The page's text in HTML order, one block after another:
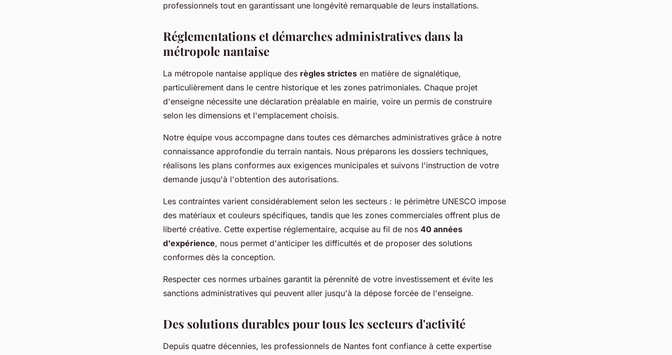
professionnels tout en garantissant une longévité remarquable de leurs installations.
Réglementations et démarches administratives dans la
métropole nantaise
La métropole nantaise applique des règles strictes en matière de signalétique,
particulièrement dans le centre historique et les zones patrimoniales. Chaque projet
d'enseigne nécessite une déclaration préalable en mairie, voire un permis de construire
selon les dimensions et l'emplacement choisis.
Notre équipe vous accompagne dans toutes ces démarches administratives grâce à notre
connaissance approfondie du terrain nantais. Nous préparons les dossiers techniques,
réalisons les plans conformes aux exigences municipales et suivons l'instruction de votre
demande jusqu'à l'obtention des autorisations.
Les contraintes varient considérablement selon les secteurs : le périmètre UNESCO impose
des matériaux et couleurs spécifiques, tandis que les zones commerciales offrent plus de
liberté créative. Cette expertise réglementaire, acquise au fil de nos 40 années
d'expérience, nous permet d'anticiper les difficultés et de proposer des solutions
conformes dès la conception.
Respecter ces normes urbaines garantit la pérennité de votre investissement et évite les
sanctions administratives qui peuvent aller jusqu'à la dépose forcée de l'enseigne.
Des solutions durables pour tous les secteurs d'activité
Depuis quatre décennies, les professionnels de Nantes font confiance à cette expertise